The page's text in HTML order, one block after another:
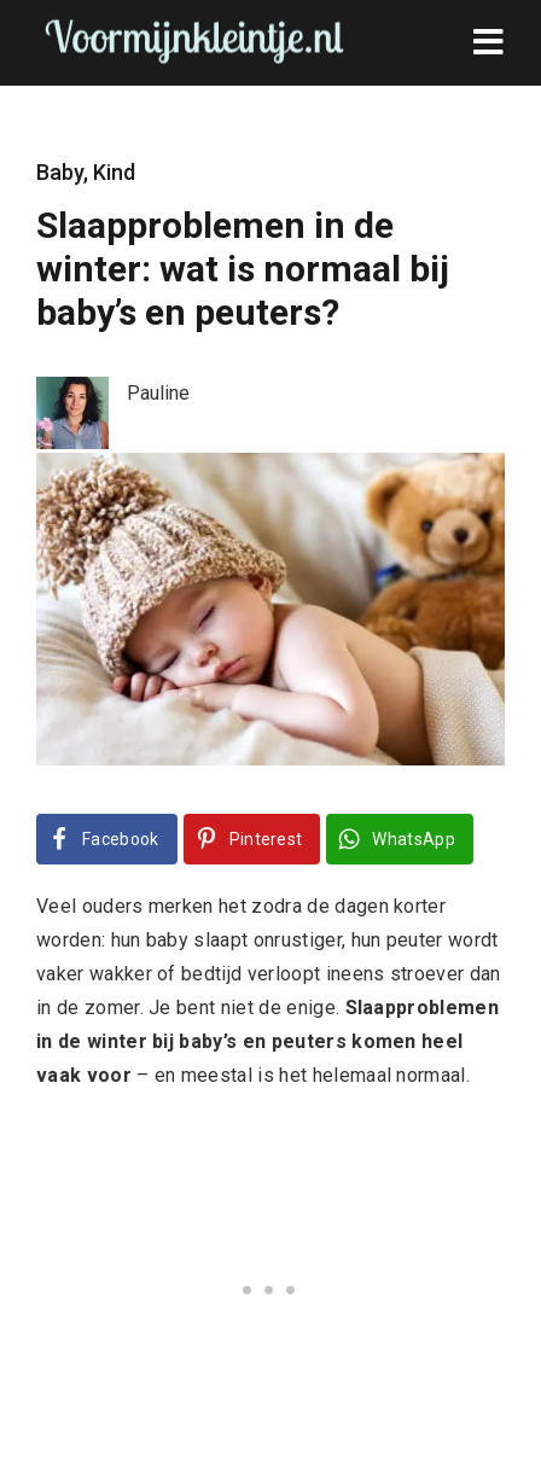
Baby, Kind
Slaapproblemen in de
winter: wat is normaal bij
baby’s en peuters?
Pauline
Facebook Pinterest WhatsApp
Veel ouders merken het zodra de dagen korter
worden: hun baby slaapt onrustiger, hun peuter wordt
vaker wakker of bedtijd verloopt ineens stroever dan
in de zomer. Je bent niet de enige. Slaapproblemen
in de winter bij baby’s en peuters komen heel
vaak voor – en meestal is het helemaal normaal.